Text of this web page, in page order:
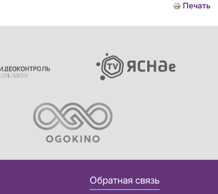
Печать
Обратная связь